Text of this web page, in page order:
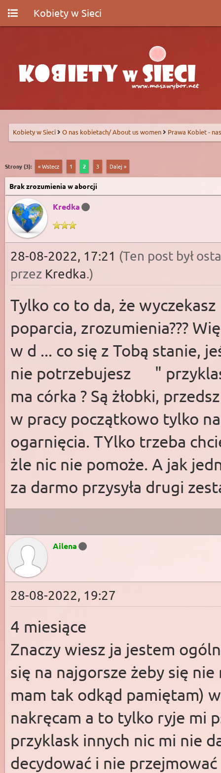
Kobiety w Sieci
Kobiety w Sieci O nas kobietach/ About us women Prawa Kobiet -
Strony (3): « Wstecz 1 2 3 Dalej »
Brak zrozumienia w aborcji
Kredka
28-08-2022, 17:21 (Ten post był
przez Kredka.)
Tylko co to da, że
poparcia, zrozumienia???
w d ... co się z Tobą stanie,
nie potrzebujesz "
ma córka ? Są żłobki,
w pracy początkowo tylko
ogarnięcia. TYlko trzeba
żle nic nie pomoże. A jak
za darmo przysyła drugi
Ailena
28-08-2022, 19:27
4 miesiące
Znaczy wiesz ja jestem
się na najgorsze żeby się
mam tak odkąd pamiętam)
nakręcam a to tylko ryje mi
przyklask innych nic mi nie
decydować i nie